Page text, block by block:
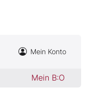
Mein Konto
Mein B:O